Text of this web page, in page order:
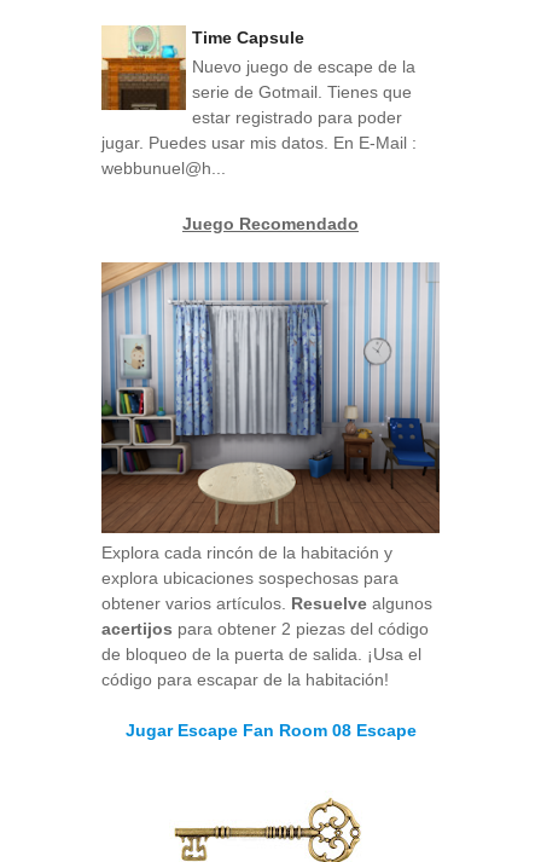
Time Capsule
Nuevo juego de escape de la
serie de Gotmail. Tienes que
estar registrado para poder
jugar. Puedes usar mis datos. En E-Mail :
webbunuel@h...
Juego Recomendado
Explora cada rincón de la habitación y
explora ubicaciones sospechosas para
obtener varios artículos. Resuelve algunos
acertijos para obtener 2 piezas del código
de bloqueo de la puerta de salida. ¡Usa el
código para escapar de la habitación!
Jugar Escape Fan Room 08 Escape